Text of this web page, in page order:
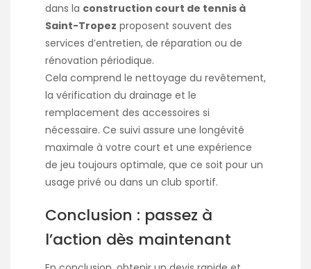
dans la construction court de tennis à
Saint-Tropez proposent souvent des
services d’entretien, de réparation ou de
rénovation périodique.
Cela comprend le nettoyage du revêtement,
la vérification du drainage et le
remplacement des accessoires si
nécessaire. Ce suivi assure une longévité
maximale à votre court et une expérience
de jeu toujours optimale, que ce soit pour un
usage privé ou dans un club sportif.
Conclusion : passez à
l’action dès maintenant